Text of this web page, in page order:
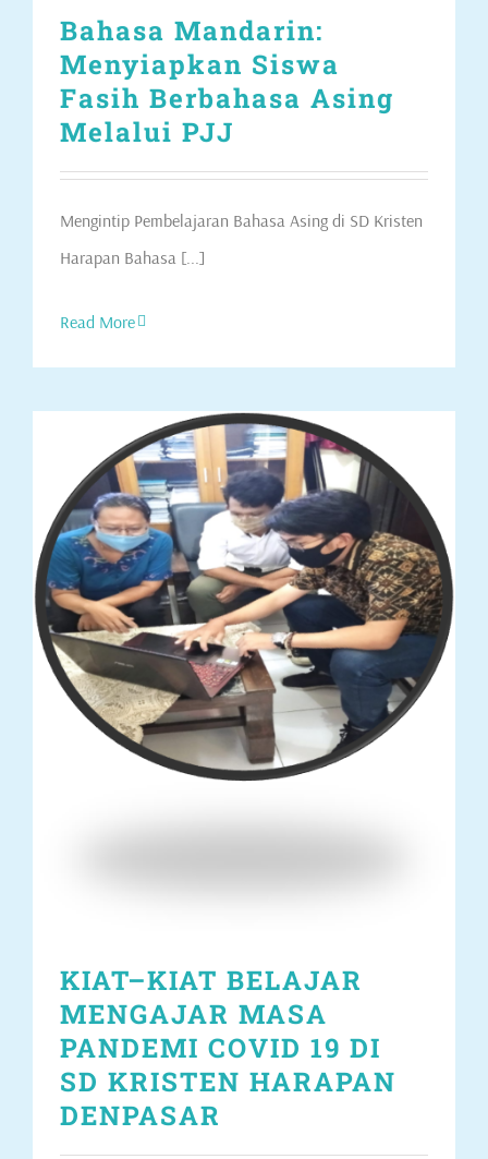
Bahasa Mandarin:
Menyiapkan Siswa
Fasih Berbahasa Asing
Melalui PJJ
Mengintip Pembelajaran Bahasa Asing di SD Kristen
Harapan Bahasa [...]
Read More
KIAT–KIAT BELAJAR
MENGAJAR MASA
PANDEMI COVID 19 DI
SD KRISTEN HARAPAN
DENPASAR